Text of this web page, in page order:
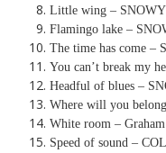
Little wing –
Flamingo lake –
The time has come –
You can’t break my
Headful of blues –
Where will you
White room –
Speed of sound –